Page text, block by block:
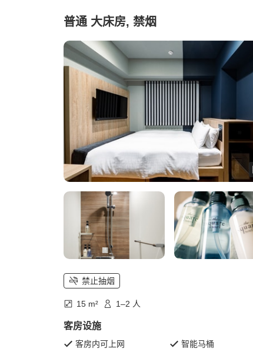
普通 大床房, 禁烟
禁止抽烟
15 m² 1–2 人
客房设施
客房内可上网
智能马桶